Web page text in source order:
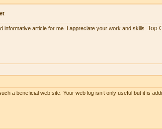
informative article for me. I appreciate your work and skills. Top
a beneficial web site. Your web log isn’t only useful but it is